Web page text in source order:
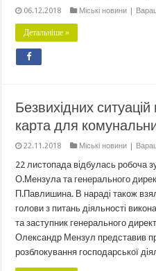
06.12.2018 Міські новини |
Детальніше »
Безвихідних
карта для
22.11.2018 Міські новини |
22 листопада відбулась робоча
О.Мензула та генерального
П.Павлишина. В нараді також
голови з питань діяльності
та заступник генерального
Олександр Мензул представив
розблокування господарської